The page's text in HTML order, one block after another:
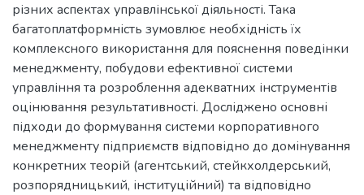
різних аспектах управлінської діяльності. Така
багатоплатформність зумовлює необхідність їх
комплексного використання для пояснення поведінки
менеджменту, побудови ефективної системи
управління та розроблення адекватних інструментів
оцінювання результативності. Досліджено основні
підходи до формування системи корпоративного
менеджменту підприємств відповідно до домінування
конкретних теорій (агентський, стейкхолдерський,
розпорядницький, інституційний) та відповідно